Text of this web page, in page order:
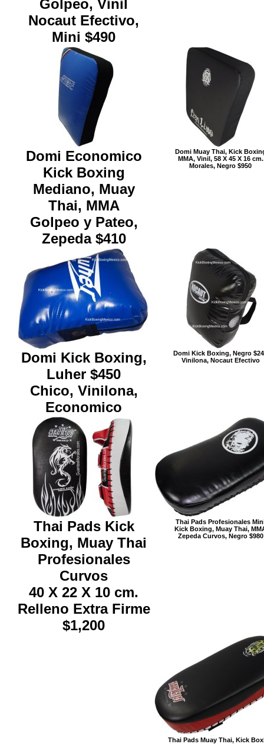
Golpeo, Vinil
Nocaut Efectivo,
Mini $490
Domi Economico
Kick Boxing
Mediano, Muay
Thai, MMA
Golpeo y Pateo,
Zepeda $410
Domi Muay Thai, Kick
MMA, Vinil, 58 X 45 X 16 cm.
Morales, Negro $950
Domi Kick Boxing,
Luher $450
Chico, Vinilona,
Economico
Domi Kick Boxing, Negro
Vinilona, Nocaut Efectivo
Thai Pads Kick
Boxing, Muay Thai
Profesionales
Curvos
40 X 22 X 10 cm.
Relleno Extra Firme
$1,200
Thai Pads Profesionales
Kick Boxing, Muay Thai,
Zepeda Curvos, Negro $980
Thai Pads Muay Thai, Kick